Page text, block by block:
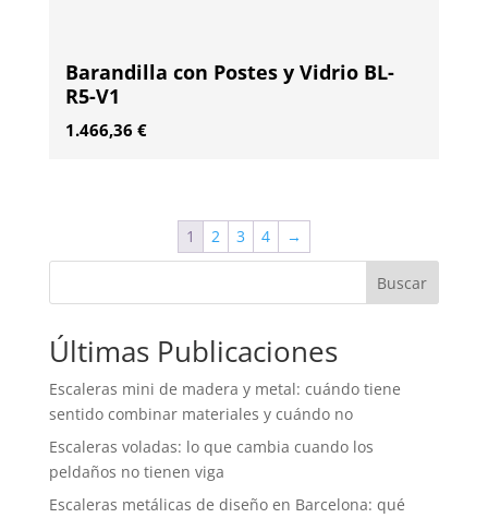
Barandilla con Postes y Vidrio BL-
R5-V1
1.466,36 €
1 2 3 4 →
Buscar
Últimas Publicaciones
Escaleras mini de madera y metal: cuándo tiene
sentido combinar materiales y cuándo no
Escaleras voladas: lo que cambia cuando los
peldaños no tienen viga
Escaleras metálicas de diseño en Barcelona: qué